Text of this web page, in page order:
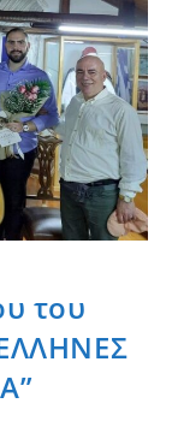
του
ΕΛΛΗΝΕΣ